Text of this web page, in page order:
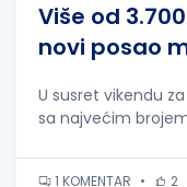
Više od
novi posao
U susret vikendu
sa najvećim
1 KOMENTAR • 2